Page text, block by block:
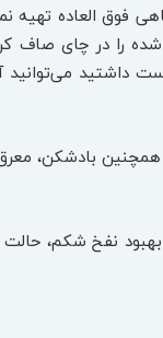
فوق العاده تهیه
را در چای صاف
و رنگ چای در بیاید. اگر دوست
بادشکن،
بهبود نفخ شکم،